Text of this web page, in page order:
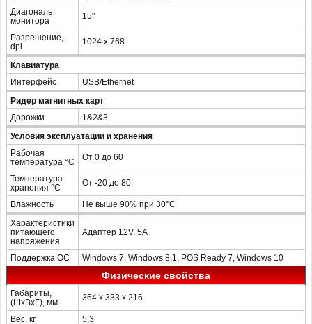
Диагональ
монитора
15"
Разрешение,
dpi
1024 х 768
Клавиатура
Интерфейс
USB/Ethernet
Ридер магнитных карт
Дорожки
1&2&3
Условия эксплуатации и хранения
Рабочая
температура °С
От 0 до 60
Температура
хранения °С
От -20 до 80
Влажность Не выше 90% при 30°С
Характеристики
питающего
напряжения
Адаптер 12V, 5A
Поддержка ОС Windows 7, Windows 8.1, POS Ready 7, Windows 10
Физические свойства
Габариты,
(ШхВxГ), мм
364 x 333 x 216
Вес, кг
5,3